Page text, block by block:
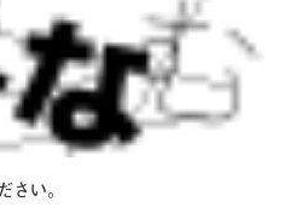
い。